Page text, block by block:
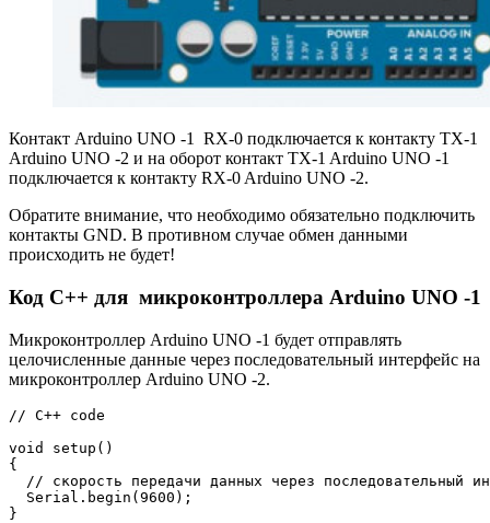
Контакт Arduino UNO -1 RX-0 подключается к контакту TX-1
Arduino UNO -2 и на оборот контакт TX-1 Arduino UNO -1
подключается к контакту RX-0 Arduino UNO -2.
Обратите внимание, что необходимо обязательно подключить
контакты GND. В противном случае обмен данными
происходить не будет!
Код C++ для микроконтроллера Arduino UNO -1
Микроконтроллер Arduino UNO -1 будет отправлять
целочисленные данные через последовательный интерфейс на
микроконтроллер Arduino UNO -2.
// C++ code
void setup()
{
// скорость передачи данных через последовательный
  Serial.begin(9600);
}